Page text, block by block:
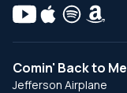
Comin' Back to Me
Jefferson Airplane